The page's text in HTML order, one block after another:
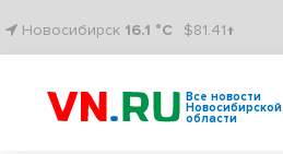
Новосибирск 16.1 °C $81.41↑
Все новости
Новосибирской
области